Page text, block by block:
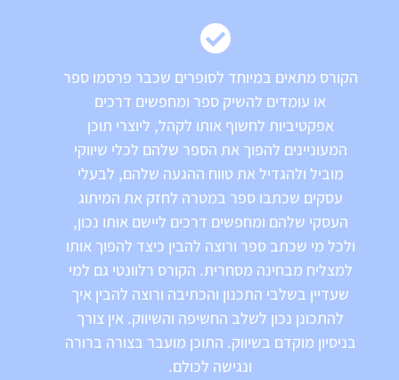
הקורס מתאים במיוחד לסופרים שכבר פרסמו ספר
או עומדים להשיק ספר ומחפשים דרכים
אפקטיביות לחשוף אותו לקהל, ליוצרי תוכן
המעוניינים להפוך את הספר שלהם לכלי שיווקי
מוביל ולהגדיל את טווח ההגעה שלהם, לבעלי
עסקים שכתבו ספר במטרה לחזק את המיתוג
העסקי שלהם ומחפשים דרכים ליישם אותו נכון,
ולכל מי שכתב ספר ורוצה להבין כיצד להפוך אותו
למצליח מבחינה מסחרית. הקורס רלוונטי גם למי
שעדיין בשלבי התכנון והכתיבה ורוצה להבין איך
להתכונן נכון לשלב החשיפה והשיווק. אין צורך
בניסיון מוקדם בשיווק. התוכן מועבר בצורה ברורה
ונגישה לכולם.